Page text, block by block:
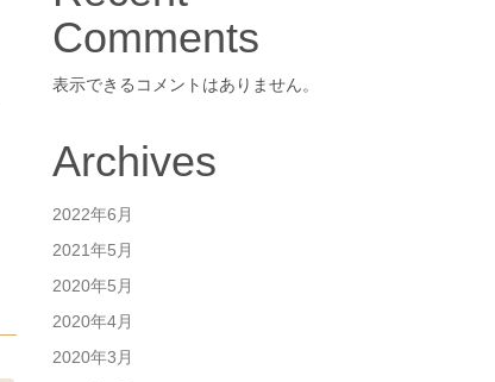
Comments
表示できるコメントはありません。
Archives
2022年6月
2021年5月
2020年5月
2020年4月
2020年3月